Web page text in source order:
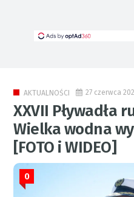
AKTUALNOŚCI 27 czerwca
XXVII Pływadła
Wielka wodna
[FOTO i WIDEO]
0